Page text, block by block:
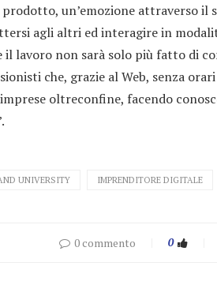
un’emozione attraverso il
agli altri ed interagire in
il lavoro non sarà solo più fatto di
che, grazie al Web, senza
oltreconfine, facendo
UNIVERSITY IMPRENDITORE DIGITALE
0 commento 0